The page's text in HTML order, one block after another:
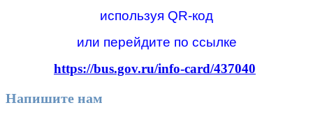
используя QR-код
или перейдите по ссылке
https://bus.gov.ru/info-card/437040
Напишите нам